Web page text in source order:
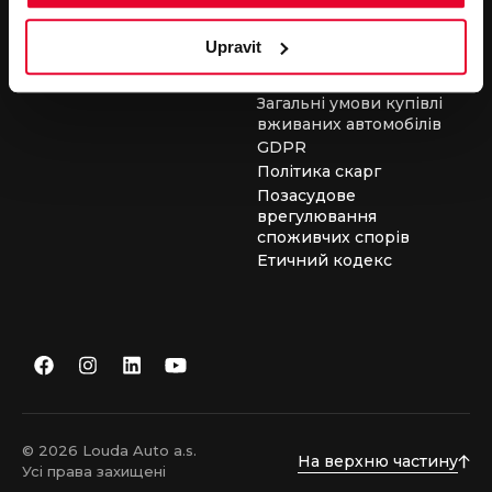
Upravit
засобів
Загальні умови для
виконання сервісних
робіт
Загальні умови купівлі
вживаних автомобілів
GDPR
Політика скарг
Позасудове
врегулювання
споживчих спорів
Етичний кодекс
© 2026 Louda Auto a.s.
Усі права захищені
На верхню частину